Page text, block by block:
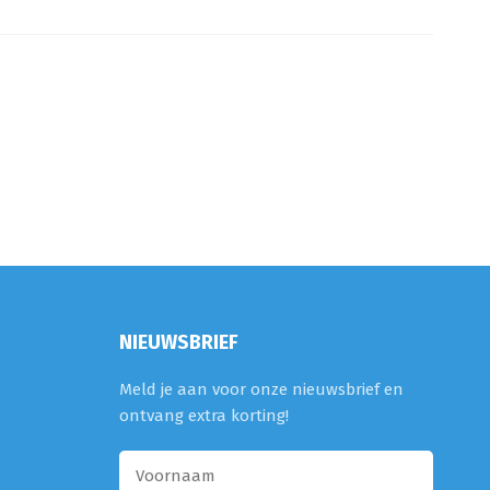
NIEUWSBRIEF
Meld je aan voor onze nieuwsbrief en
ontvang extra korting!